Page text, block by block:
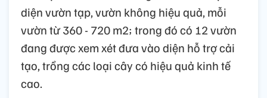
diện vườn tạp, vườn không hiệu quả, mỗi
vườn từ 360 - 720 m2; trong đó có 12 vườn
đang được xem xét đưa vào diện hỗ trợ cải
tạo, trồng các loại cây có hiệu quả kinh tế
cao.